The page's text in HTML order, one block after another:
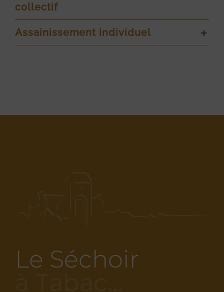
collectif
Assainissement individuel
Le Séchoir